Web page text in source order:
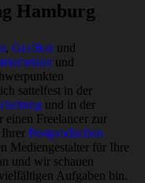
Hamburg
, Grafikerund
und
sattelfest in der
und in der
einen Freelancer zur
Postproduction
Mediengestalter für Ihre
und wir schauen
Aufgaben bin.